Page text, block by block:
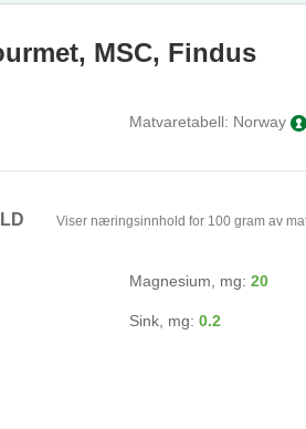
MSC, Findus
Matvaretabell: Norway
Viser næringsinnhold for 100 gram av
Magnesium, mg: 20
Sink, mg: 0.2